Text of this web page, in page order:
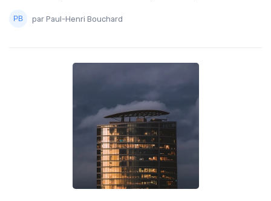
par Paul-Henri Bouchard